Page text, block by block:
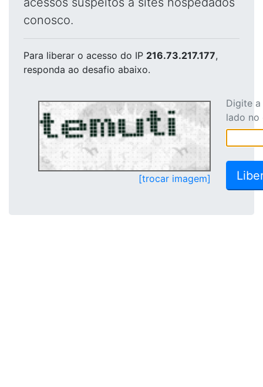
conosco.
Para liberar o acesso do IP 216.73.217.177,
responda ao desafio abaixo.
[trocar imagem]
Digite
lado no